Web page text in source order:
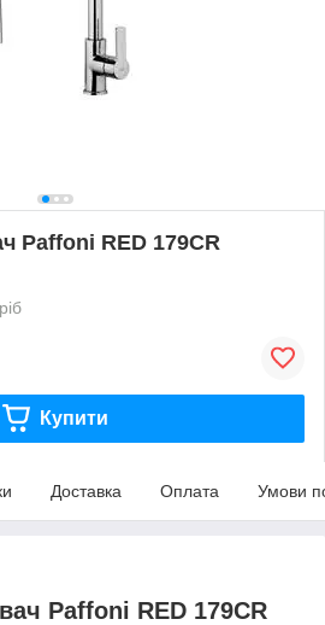
Paffoni RED 179CR
Купити
Доставка Оплата Умови
Paffoni RED 179CR